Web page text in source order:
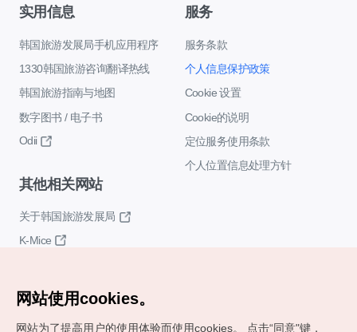
实用信息
韩国旅游发展局手机应用程序
1330韩国旅游咨询翻译热线
韩国旅游指南与地图
数字图书 / 电子书
Odii
服务
服务条款
个人信息保护政策
Cookie 设置
Cookie的说明
定位服务使用条款
个人位置信息处理方针
其他相关网站
关于韩国旅游发展局
K-Mice
网站使用cookies。
网站为了提高用户的使用体验而使用cookies。 点击“同意"键，